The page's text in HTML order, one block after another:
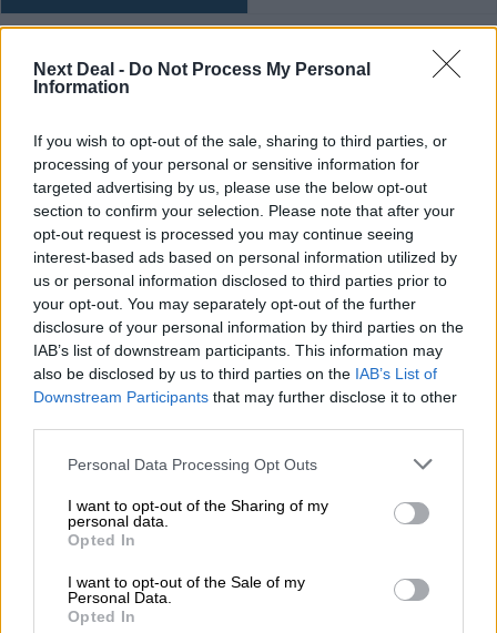
Next Deal - Do Not Process My Personal
Information
If you wish to opt-out of the sale, sharing to third parties, or
processing of your personal or sensitive information for
targeted advertising by us, please use the below opt-out
section to confirm your selection. Please note that after your
opt-out request is processed you may continue seeing
interest-based ads based on personal information utilized by
us or personal information disclosed to third parties prior to
your opt-out. You may separately opt-out of the further
disclosure of your personal information by third parties on the
IAB’s list of downstream participants. This information may
also be disclosed by us to third parties on the IAB’s List of
Downstream Participants that may further disclose it to other
Personal Data Processing Opt Outs
I want to opt-out of the Sharing of my
personal data.
Opted In
I want to opt-out of the Sale of my
Personal Data.
Opted In
Μιχάλης Τάτσης, Insurance & Healthcare Analyst, διευθυντής
13:30
Όταν η επόμενη μέρα είναι στάχτη, τι θα πει ο Ασφαλιστικός
Διαμεσολαβητής στον πελάτη κλάδου υγείας;
12:22
Kavita Patel - PhARMA Innovation Forum: Ένα στα πέντε
καινοτόμα φάρμακα φτάνει τελικά στην Ελλάδα
Μείωση ασφαλιστικών εισφορών ύψους 240 εκατ. ευρώ
ζητούν οι έμποροι από την Κυβέρνηση
10:45
Ευρώπη: Μπορεί η κλιματική αλλαγή να οδηγήσει σε
Στέλιος Λιανός – INTERAMERICAN / Αθηναϊκή Γενική Κλινική
Η γαλλική «ψήφος» στο «καλώδιο» και τα συμφέροντα, οι